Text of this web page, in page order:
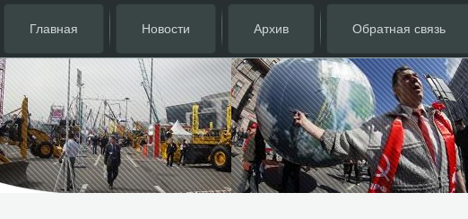
Главная Новости Архив Обратная связь